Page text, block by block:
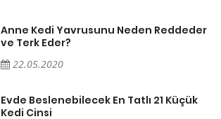
Anne Kedi Yavrusunu Neden Reddeder
ve Terk Eder?
22.05.2020
Evde Beslenebilecek En Tatlı 21 Küçük
Kedi Cinsi